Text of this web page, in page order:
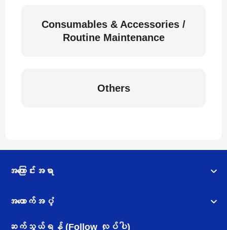
Consumables & Accessories /
Routine Maintenance
Others
အကြောင်းအရာ
အထောက်အပံ့
ဆက်သွယ်ရန် (Follow လုပ်ပါ)